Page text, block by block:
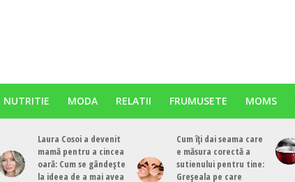
NUTRITIE MODA RELATII FRUMUSETE MOMS
Laura Cosoi a devenit
mamă pentru a cincea
oară: Cum se gândește
la ideea de a mai avea
Cum îți dai seama care
e măsura corectă a
sutienului pentru tine:
Greșeala pe care